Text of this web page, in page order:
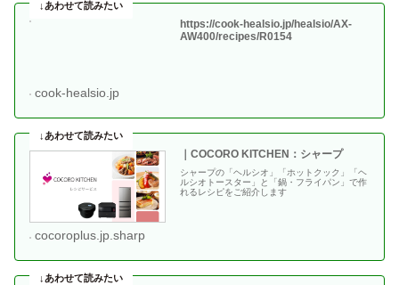
https://cook-healsio.jp/healsio/AX-
AW400/recipes/R0154
cook-healsio.jp
｜COCORO KITCHEN：シャープ
シャープの「ヘルシオ」「ホットクック」「ヘ
ルシオトースター」と「鍋・フライパン」で作
れるレシピをご紹介します
cocoroplus.jp.sharp